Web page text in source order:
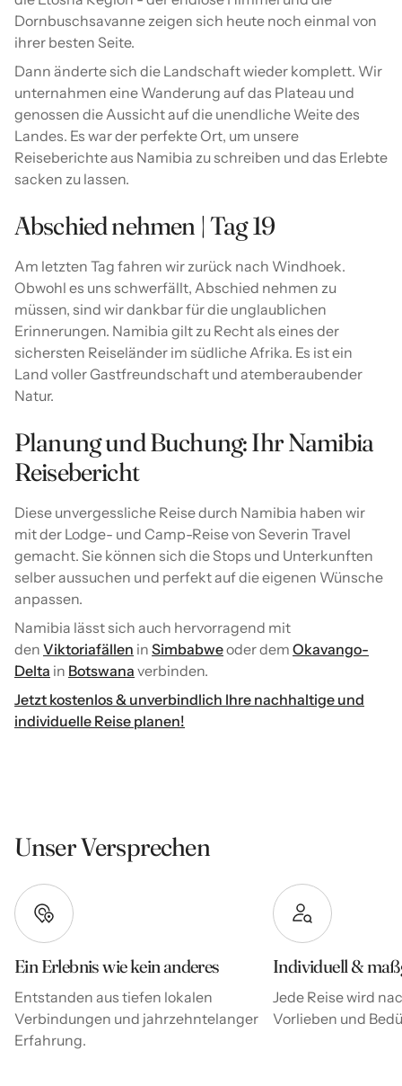
Dornbuschsavanne zeigen sich heute noch einmal von
ihrer besten Seite.
Dann änderte sich die Landschaft wieder komplett. Wir
unternahmen eine Wanderung auf das Plateau und
genossen die Aussicht auf die unendliche Weite des
Landes. Es war der perfekte Ort, um unsere
Reiseberichte aus Namibia zu schreiben und das Erlebte
sacken zu lassen.
Abschied nehmen | Tag 19
Am letzten Tag fahren wir zurück nach Windhoek.
Obwohl es uns schwerfällt, Abschied nehmen zu
müssen, sind wir dankbar für die unglaublichen
Erinnerungen. Namibia gilt zu Recht als eines der
sichersten Reiseländer im südliche Afrika. Es ist ein
Land voller Gastfreundschaft und atemberaubender
Natur.
Planung und Buchung: Ihr Namibia
Reisebericht
Diese unvergessliche Reise durch Namibia haben wir
mit der Lodge- und Camp-Reise von Severin Travel
gemacht. Sie können sich die Stops und Unterkunften
selber aussuchen und perfekt auf die eigenen Wünsche
anpassen.
Namibia lässt sich auch hervorragend mit
den Viktoriafällen in Simbabweoder dem Okavango-
Delta in Botswana verbinden.
Jetzt kostenlos & unverbindlich Ihre nachhaltige und
individuelle Reise planen!
Unser Versprechen
Ein Erlebnis wie kein anderes
Entstanden aus tiefen lokalen
Verbindungen und jahrzehntelanger
Erfahrung.
Individuell &
Jede Reise wird
Vorlieben und